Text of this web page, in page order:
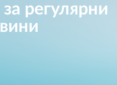
регулярни